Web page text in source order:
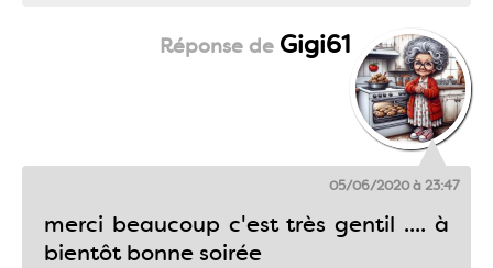
Gigi61
05/06/2020 à 23:47
merci beaucoup c'est très gentil .... à
bientôt bonne soirée